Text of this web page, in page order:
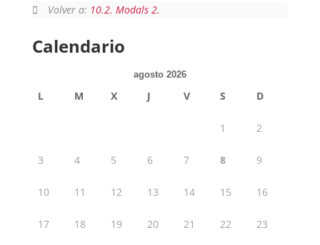
Volver a: 10.2. Modals 2.
Calendario
agosto 2026
L M X J V S D
1 2
3 4 5 6 7 8 9
10 11 12 13 14 15 16
17 18 19 20 21 22 23